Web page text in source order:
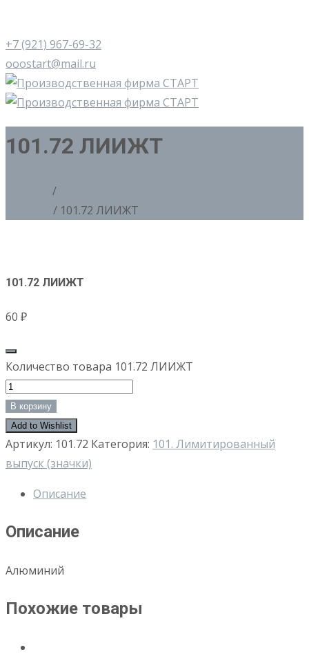
+7 (921) 967-69-32
ooostart@mail.ru
101.72 ЛИИЖТ
/
/ 101.72 ЛИИЖТ
101.72 ЛИИЖТ
60 ₽
Количество товара 101.72 ЛИИЖТ
В корзину
Add to Wishlist
Артикул: 101.72 Категория: 101. Лимитированный
выпуск (значки)
Описание
Описание
Алюминий
Похожие товары